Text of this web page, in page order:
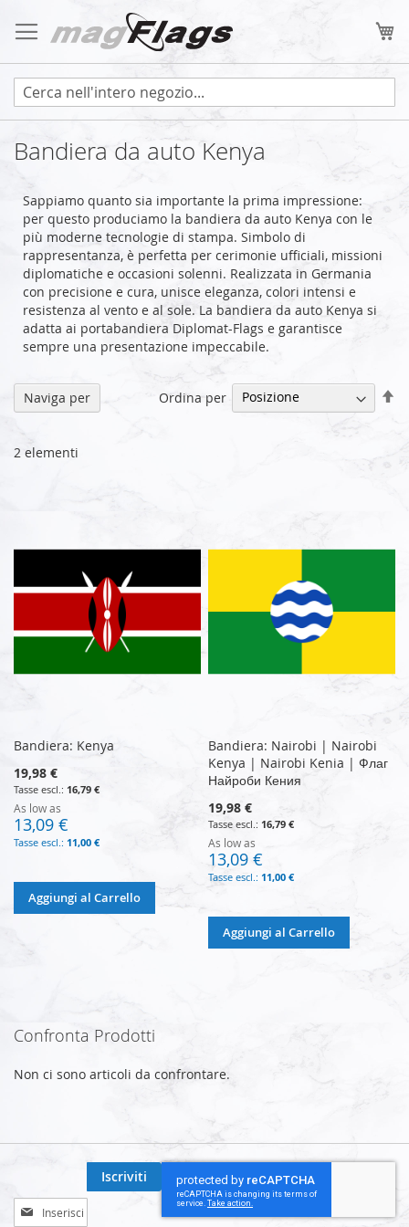
al
contenuto
Bandiera da auto Kenya
Sappiamo quanto sia importante la prima impressione:
per questo produciamo la bandiera da auto Kenya con le
più moderne tecnologie di stampa. Simbolo di
rappresentanza, è perfetta per cerimonie ufficiali, missioni
diplomatiche e occasioni solenni. Realizzata in Germania
con precisione e cura, unisce eleganza, colori intensi e
resistenza al vento e al sole. La bandiera da auto Kenya si
adatta ai portabandiera Diplomat-Flags e garantisce
sempre una presentazione impeccabile.
2 elementi
Ordina per
Bandiera: Kenya
19,98 €
16,79 €
As low as
13,09 €
11,00 €
Aggiungi al Carrello
Bandiera: Nairobi | Nairobi
Kenya | Nairobi Kenia | Флаг
Найроби Кения
19,98 €
16,79 €
As low as
13,09 €
11,00 €
Aggiungi al Carrello
Naviga per
Confronta Prodotti
Non ci sono articoli da confrontare.
Iscriviti
Iscriviti